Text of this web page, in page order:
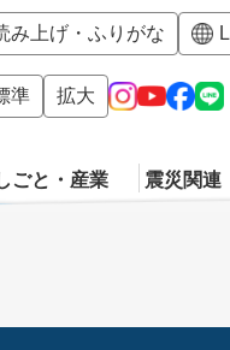
文へ
み上げ・ふりがな
準 拡大
ごと・産業 震災関連